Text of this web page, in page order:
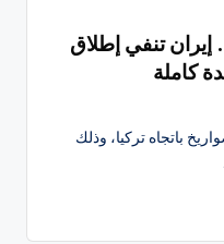
تنفي إطلاق
كاملة
باتجاه تركيا، وذلك